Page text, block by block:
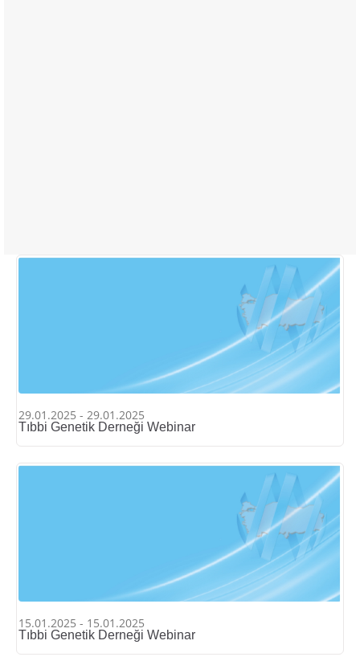
29.01.2025 - 29.01.2025
Tıbbi Genetik Derneği Webinar
15.01.2025 - 15.01.2025
Tıbbi Genetik Derneği Webinar